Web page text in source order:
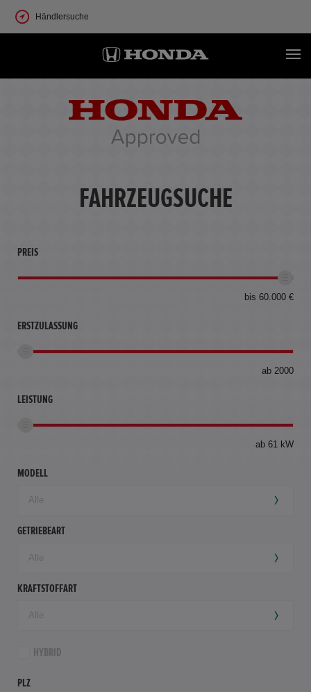
Händlersuche
FAHRZEUGSUCHE
PREIS
bis 60.000 €
ERSTZULASSUNG
ab 2000
LEISTUNG
ab 61 kW
MODELL
GETRIEBEART
KRAFTSTOFFART
HYBRID
PLZ